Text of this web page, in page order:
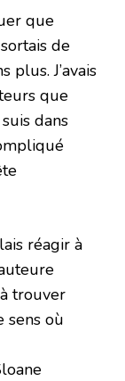
que
de
plus. J’avais
que
dans
réagir à
trouver
sens où